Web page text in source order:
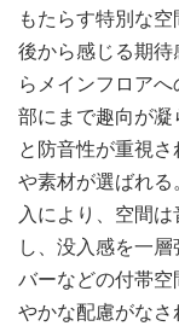
もたらす特別な
後から感じる期
らメインフロア
部にまで趣向が
と防音性が重視
や素材が選ばれ
入により、空間
し、没入感を一層
バーなどの付帯
やかな配慮がなさ